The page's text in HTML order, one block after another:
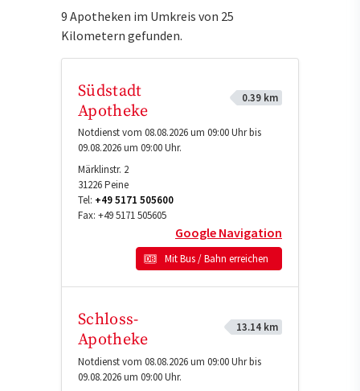
9 Apotheken im Umkreis von 25
Kilometern gefunden.
Südstadt
Apotheke
0.39 km
Notdienst vom 08.08.2026 um 09:00 Uhr bis
09.08.2026 um 09:00 Uhr.
Märklinstr. 2
31226Peine
Tel: +49 5171 505600
Fax: +49 5171 505605
Google Navigation
Mit Bus / Bahn erreichen
Schloss-
Apotheke
13.14 km
Notdienst vom 08.08.2026 um 09:00 Uhr bis
09.08.2026 um 09:00 Uhr.